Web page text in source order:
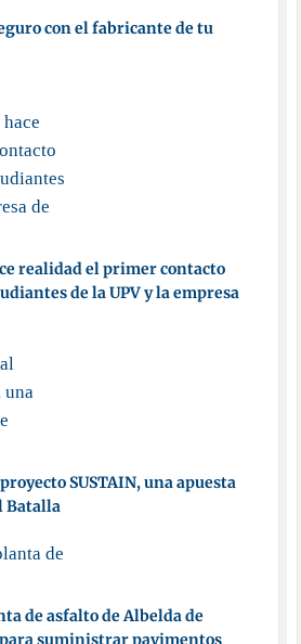
con el fabricante de tu
realidad el primer contacto
de la UPV y la empresa
SUSTAIN, una apuesta
Batalla
de asfalto de Albelda de
suministrar pavimentos